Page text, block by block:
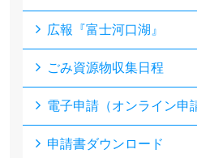
広報『富士河口湖』
ごみ資源物収集日程
電子申請（オンライン申
申請書ダウンロード